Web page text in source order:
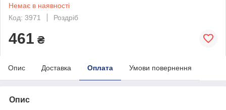
Немає в наявності
Код: 3971
Роздріб
461 ₴
Опис Доставка Оплата Умови повернення
Опис